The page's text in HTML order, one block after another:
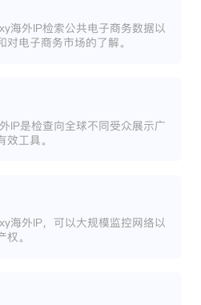
海外IP检索公共电子商务数据以
对电子商务市场的了解。
IP是检查向全球不同受众展示广
工具。
海外IP，可以大规模监控网络以
。